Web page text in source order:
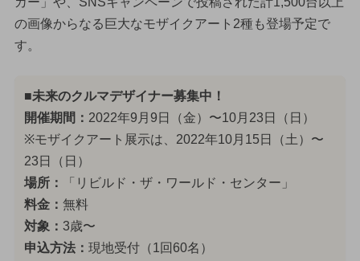
の画像からなる巨大なモザイクアート2種も登場予定で
す。
■未来のクルマデザイナー募集中！
開催期間： 2022年9月9日（金）〜10月23日（日）
※モザイクアート展示は、2022年10月15日（土）〜
23日（日）
場所：
「リビルド・ザ・ワールド・センター」
料金： 無料
対象： 3歳〜
申込方法： 現地受付（1回60名）